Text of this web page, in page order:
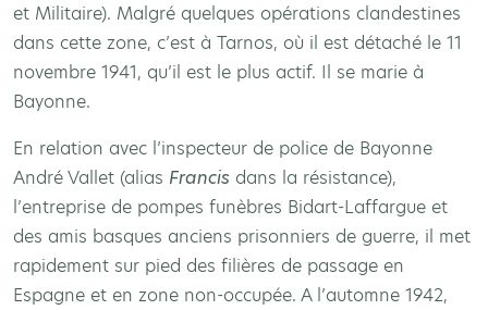
et Militaire). Malgré quelques opérations clandestines
dans cette zone, c’est à Tarnos, où il est détaché le 11
novembre 1941, qu’il est le plus actif. Il se marie à
Bayonne.
En relation avec l’inspecteur de police de Bayonne
André Vallet (alias Francis dans la résistance),
l’entreprise de pompes funèbres Bidart-Laffargue et
des amis basques anciens prisonniers de guerre, il met
rapidement sur pied des filières de passage en
Espagne et en zone non-occupée. A l’automne 1942,